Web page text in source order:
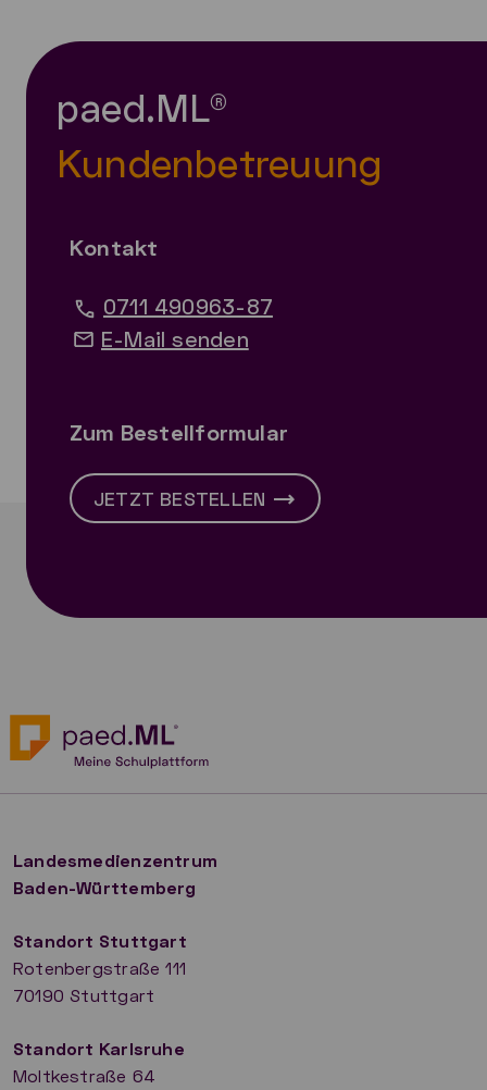
paed.ML®
Kundenbetreuung
Kontakt
0711 490963-87
E-Mail senden
Zum Bestellformular
JETZT BESTELLEN
Landesmedienzentrum
Baden-Württemberg
Standort Stuttgart
Rotenbergstraße 111
70190 Stuttgart
​Standort Karlsruhe
Moltkestraße 64